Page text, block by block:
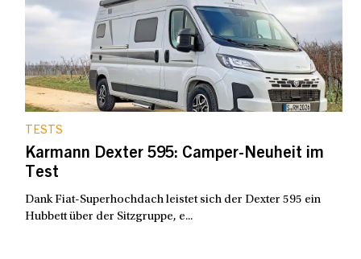
TESTS
Karmann Dexter 595: Camper-Neuheit im
Test
Dank Fiat-Superhochdach leistet sich der Dexter 595 ein
Hubbett über der Sitzgruppe, e...